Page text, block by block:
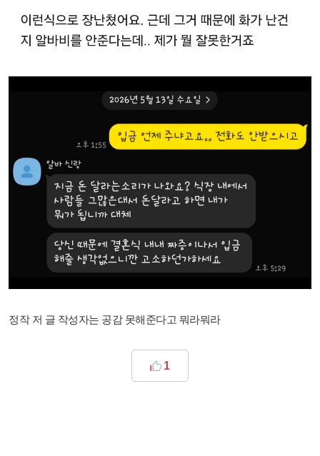
정작 저 글 작성자는 공감 못해준다고 뭐라뭐라
1